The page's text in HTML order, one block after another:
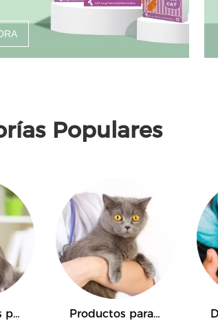
Populares
Suplementos para mascotas Productos para mascotas